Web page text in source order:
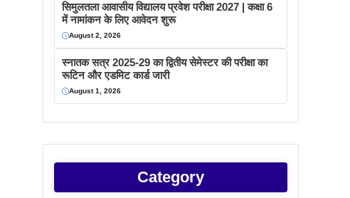
सिमुलतला आवासीय विद्यालय प्रवेश परीक्षा 2027 | कक्षा 6
में नामांकन के लिए आवेदन शुरू
August 2, 2026
स्नातक सत्र 2025-29 का द्वितीय सेमेस्टर की परीक्षा का
रूटिन और एडमिट कार्ड जारी
August 1, 2026
Category